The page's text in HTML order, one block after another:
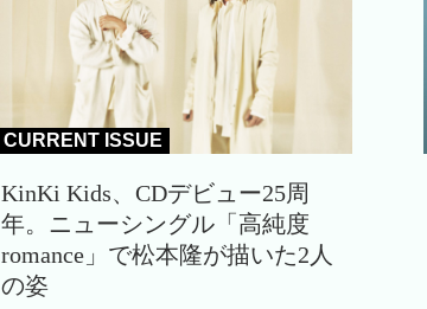
CURRENT ISSUE
KinKi Kids、CDデビュー25周
年。ニューシングル「高純度
romance」で松本隆が描いた2人
の姿